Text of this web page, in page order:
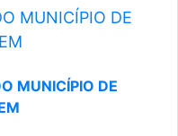
MUNICÍPIO DE
MUNICÍPIO DE